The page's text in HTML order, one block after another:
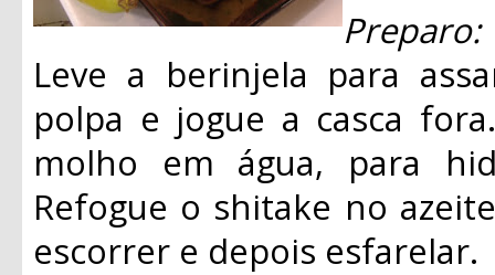
Preparo:
Leve a berinjela para
polpa e jogue a casca
molho em água, para
Refogue o shitake no
escorrer e depois esfarelar.